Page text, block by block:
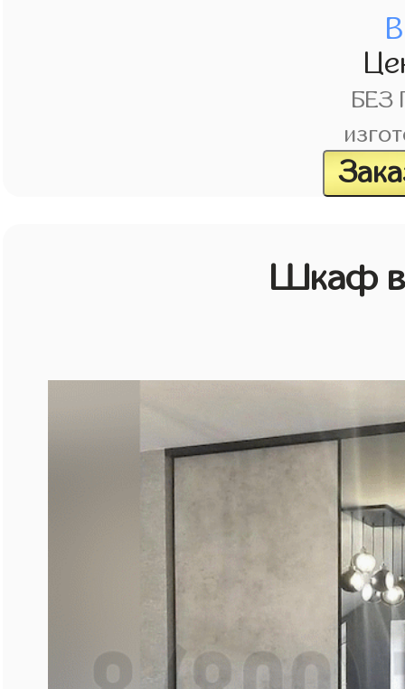
БЕЗ
Шкаф в